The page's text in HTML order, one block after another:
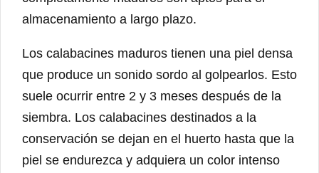
almacenamiento a largo plazo.
Los calabacines maduros tienen una piel densa
que produce un sonido sordo al golpearlos. Esto
suele ocurrir entre 2 y 3 meses después de la
siembra. Los calabacines destinados a la
conservación se dejan en el huerto hasta que la
piel se endurezca y adquiera un color intenso